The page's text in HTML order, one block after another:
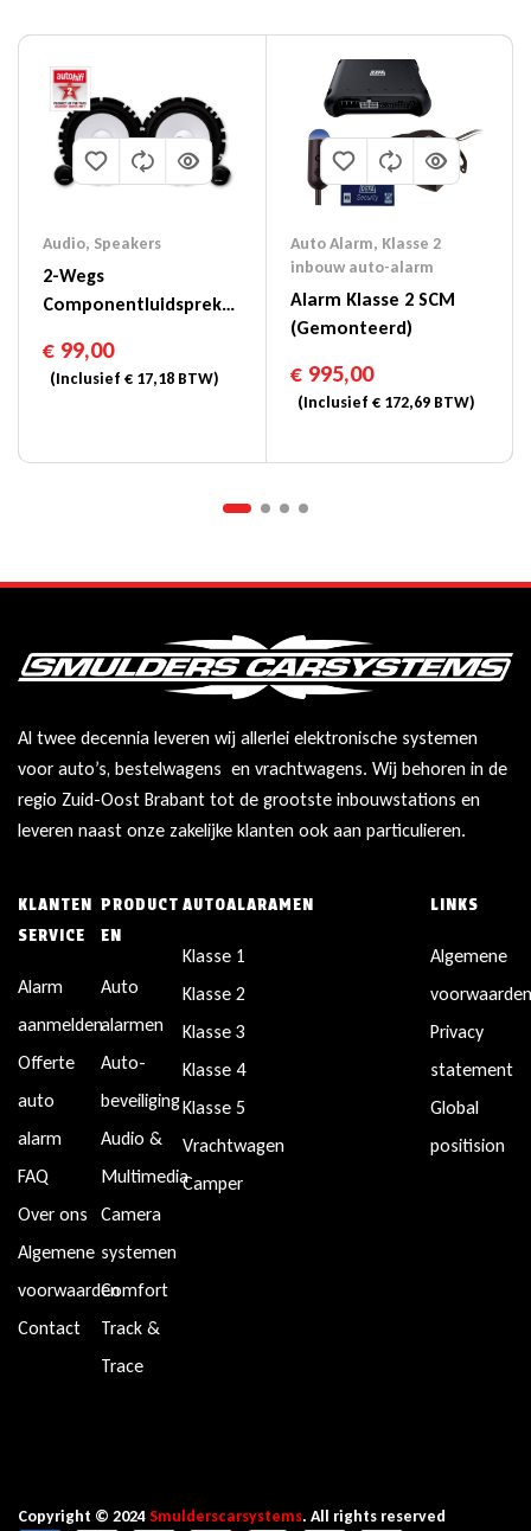
Audio, Speakers
2-Wegs
Componentluidspreker
– SXE-1750S
€ 99,00
(Inclusief € 17,18 BTW)
Auto Alarm, Klasse 2
inbouw auto-alarm
Alarm Klasse 2 SCM
(gemonteerd)
€995,00
(Inclusief €172,69BTW)
Al twee decennia leveren wij allerlei elektronische systemen
voor auto’s, bestelwagens en vrachtwagens. Wij behoren in de
regio Zuid-Oost Brabant tot de grootste inbouwstations en
leveren naast onze zakelijke klanten ook aan particulieren.
KLANTEN
SERVICE
Alarm
aanmelden
Offerte
auto
alarm
FAQ
Over ons
Algemene
voorwaarden
Contact
PRODUCT
EN
Auto
alarmen
Auto-
beveiliging
Audio &
Multimedia
Camera
systemen
Comfort
Track &
Trace
AUTOALARAMEN
Klasse 1
Klasse 2
Klasse 3
Klasse 4
Klasse 5
Vrachtwagen
Camper
LINKS
Algemene
Privacy
statement
Global
positision
Copyright © 2024Smulderscarsystems. All rights reserved